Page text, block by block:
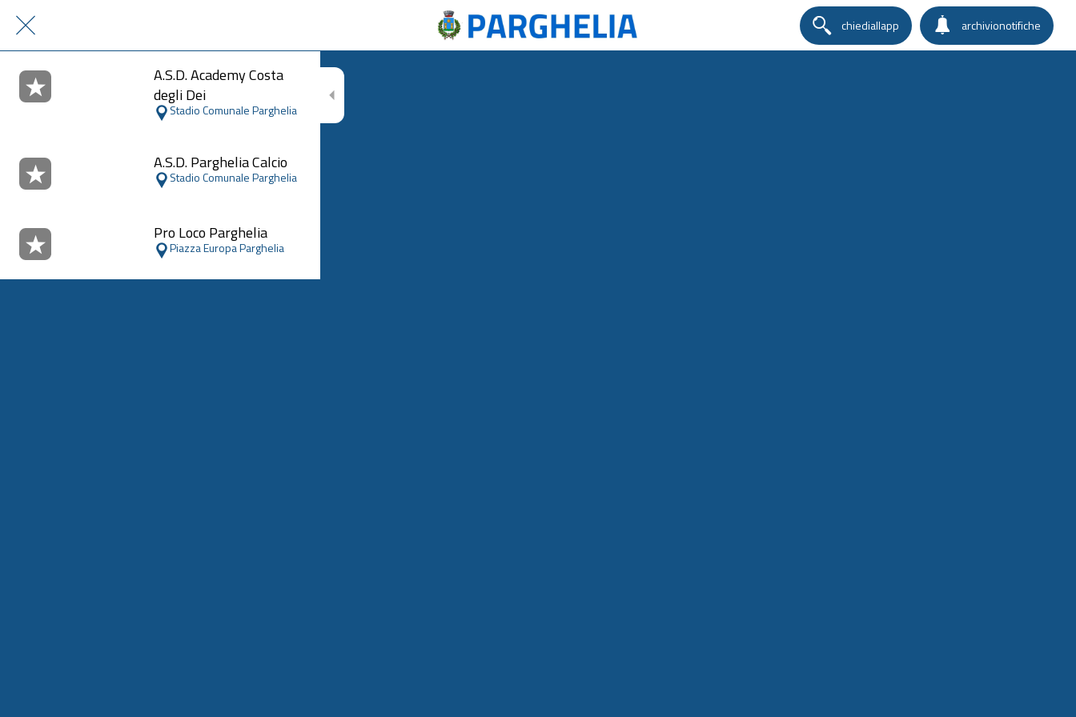
chiediallapp archivionotifiche
A.S.D. Academy Costa
degli Dei
Stadio Comunale Parghelia
A.S.D. Parghelia Calcio
Stadio Comunale Parghelia
Pro Loco Parghelia
Piazza Europa Parghelia